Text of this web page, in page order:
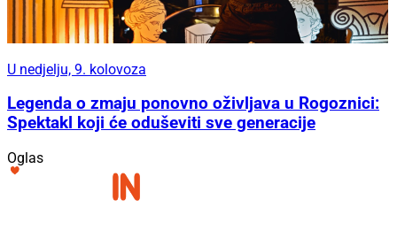
U nedjelju, 9. kolovoza
Legenda o zmaju ponovno oživljava u Rogoznici:
Spektakl koji će oduševiti sve generacije
Oglas